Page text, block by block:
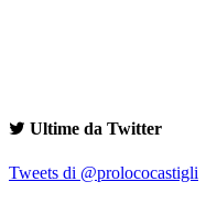
Ultime da Twitter
Tweets di @prolococastigli